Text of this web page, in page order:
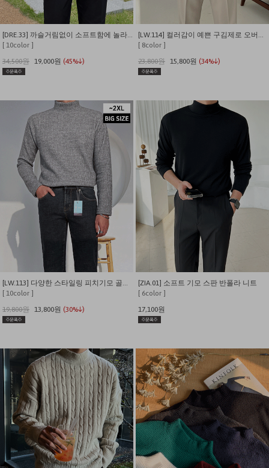
[DRE.33] 까슬거림없이 소프트함에 놀라는 반폴라 니트
[ 10color ]
34,500원 19,000원 (45%↓)
[LW.114] 컬러감이 예쁜 구김제로 오버핏 하프넥 니트 티셔츠
[ 8color ]
23,800원 15,800원 (34%↓)
[LW.113] 다양한 스타일링 피치기모 골지 반목 긴팔 티셔츠
[ 10color ]
19,800원 13,800원 (30%↓)
[ZIA.01] 소프트 기모 스판 반폴라 니트
[ 6color ]
17,100원